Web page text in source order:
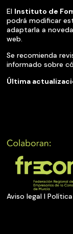
El Instituto de
podrá modificar
adaptarla a
web.
Se recomienda
informado sobre
Última
Aviso legal I